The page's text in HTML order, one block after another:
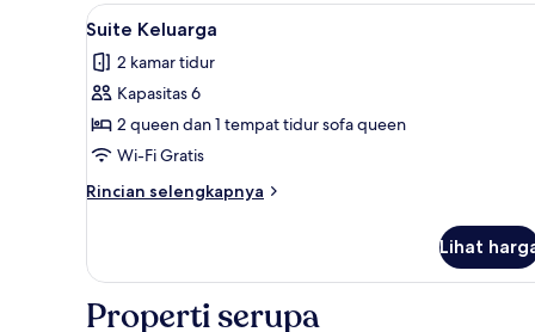
Lihat
semua
foto
untuk
Suite
Keluarga
Suite Keluarga | Setrika/meja
21
Suite Keluarga
2 kamar tidur
Kapasitas 6
2 queen dan 1 tempat tidur sofa queen
Wi-Fi Gratis
Rincian selengkapnya
Rincian
Suite
Lihat
Properti serupa